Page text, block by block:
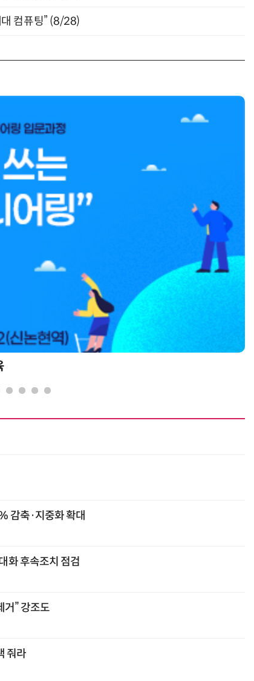
컴퓨팅” (8/28)
감축·지중화 확대
화 후속조치 점검
” 강조도
줘라